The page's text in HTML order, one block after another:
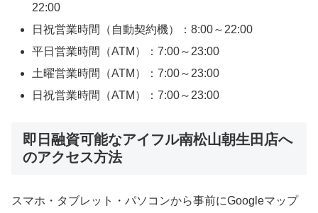
22:00
日祝営業時間（自動契約機）：8:00～22:00
平日営業時間（ATM）：7:00～23:00
土曜営業時間（ATM）：7:00～23:00
日祝営業時間（ATM）：7:00～23:00
即日融資可能なアイフル南松山朝生田店へ
のアクセス方法
スマホ・タブレット・パソコンから事前にGoogleマップ